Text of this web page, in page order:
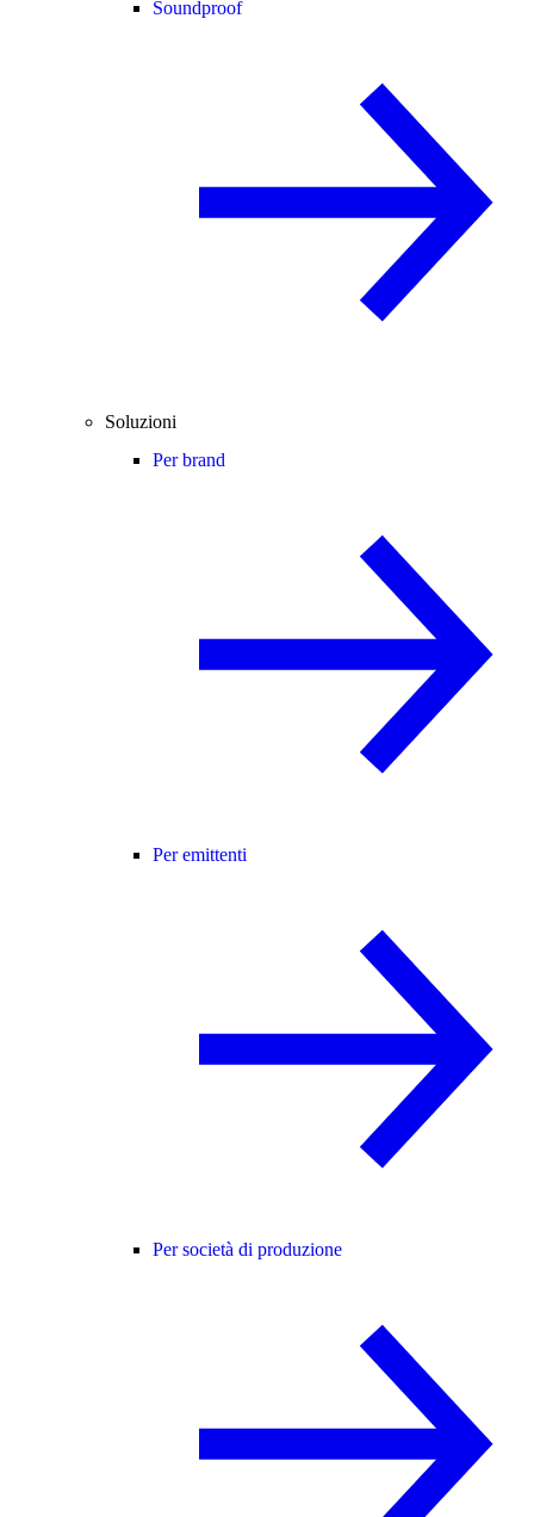
Soundproof
Soluzioni
Per brand
Per emittenti
Per società di produzione